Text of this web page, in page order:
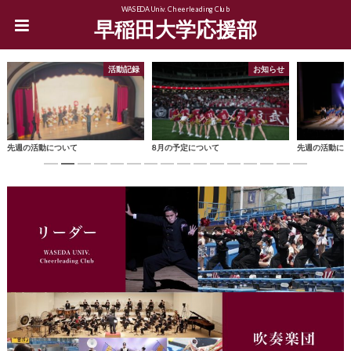
WASEDA Univ. Cheerleading Club
早稲田大学応援部
活動記録
先週の活動について
お知らせ
8月の予定について 先週の活動に